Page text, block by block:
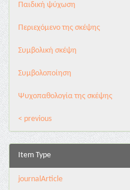
Παιδική ψύχωση
Περιεχόμενο της σκέψης
Συμβολική σκέψη
Συμβολοποίηση
Ψυχοπαθολογία της σκέψης
< previous
Item Type
journalArticle